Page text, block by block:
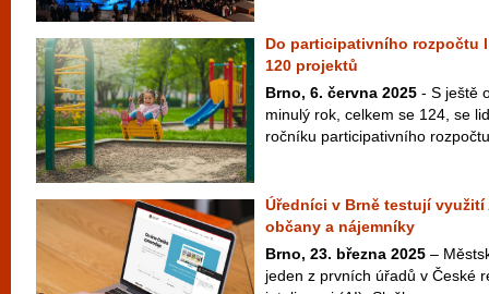
Do participativního rozpočtu
120 projektů
Brno, 6. června 2025 - S ještě
minulý rok, celkem se 124, se
ročníku participativního
Úředníci v Brně testují
občany a nájemníky
Brno, 23. března 2025 –
jeden z prvních úřadů v České